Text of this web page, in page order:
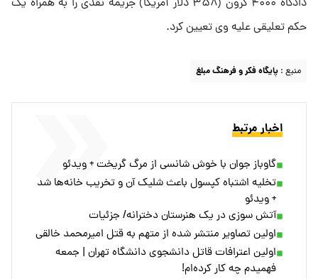
دادگاه ۴۰۰۰ کرون (۳۵۸ دلار آمریکا) جریمه نقدی را به همراه یک
حکم تعلیقی علیه وی تعیین کرد.
منبع : پایگاه فکر و فرهنگ مبلغ
اخبار مرتبط
گاوباز جوان با خوش شانسی از مرگ گریخت + ویدئو
تخلیه اشتباه کپسول باعث شلیک آن و تخریب خانه‌ها شد
+ ویدئو
آتش سوزی در یک هنرستان دخترانه/ جزئیات
اولین تصاویر منتشر شده از متهم به قتل امیرمحمد خالقی
اولین اعترافات قاتل دانشجوی دانشگاه تهران | جمعه
فهمیدم چه کار کرده‌ام!